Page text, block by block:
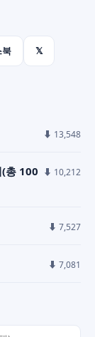
북 𝕏
⬇ 13,548
총 100 ⬇ 10,212
⬇ 7,527
⬇ 7,081